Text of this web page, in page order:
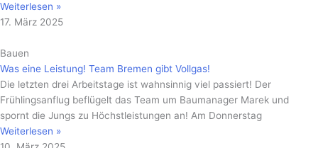
Weiterlesen »
17. März 2025
Bauen
Was eine Leistung! Team Bremen gibt Vollgas!
Die letzten drei Arbeitstage ist wahnsinnig viel passiert! Der
Frühlingsanflug beflügelt das Team um Baumanager Marek und
spornt die Jungs zu Höchstleistungen an! Am Donnerstag
Weiterlesen »